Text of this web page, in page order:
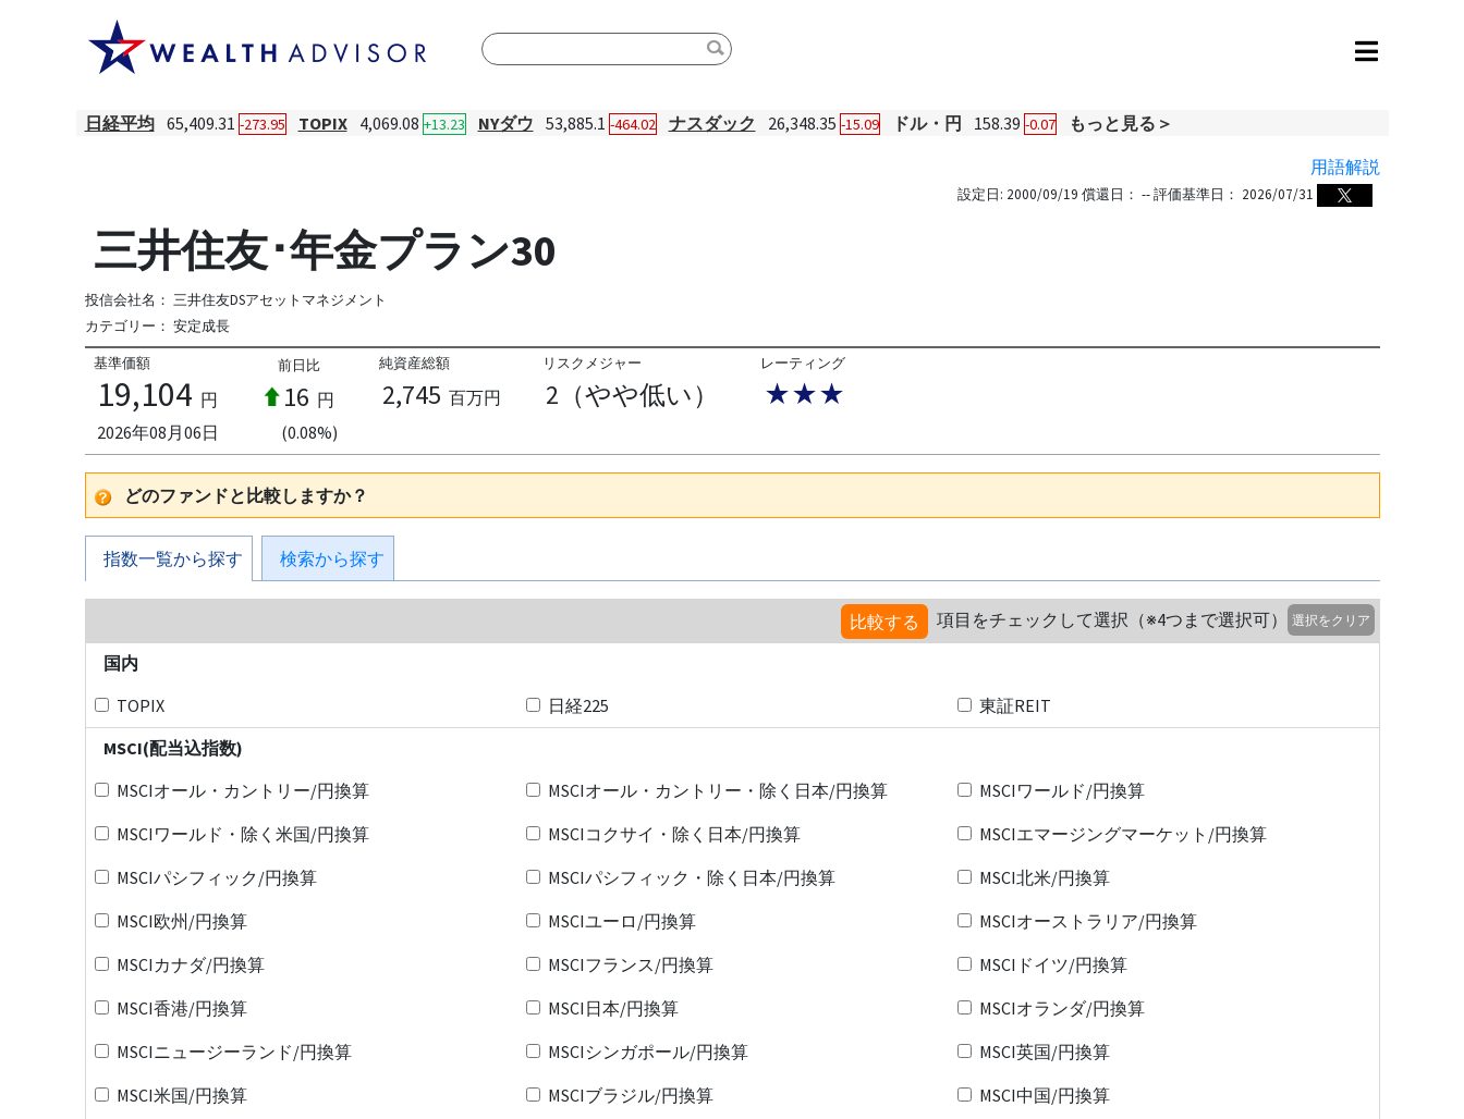
日経平均 65,409.31 -273.95 TOPIX 4,069.08 +13.23 NYダウ 53,885.1 -464.02 ナスダック 26,348.35 -15.09 ドル・円 158.39 -0.07
もっと見る＞
用語解説
設定日: 2000/09/19 償還日： -- 評価基準日： 2026/07/31
三井住友･年金プラン30
投信会社名： 三井住友DSアセットマネジメント
カテゴリー： 安定成長
基準価額
19,104 円
2026年08月06日
前日比
16 円
(0.08%)
純資産総額
2,745 百万円
リスクメジャー
2（やや低い）
レーティング
★★★
どのファンドと比較しますか？
指数一覧から探す 検索から探す
比較する 項目をチェックして選択（※4つまで選択可） 選択をクリア
国内
TOPIX
日経225
東証REIT
MSCI(配当込指数)
MSCIオール・カントリー/円換算
MSCIオール・カントリー・除く日本/円換算
MSCIワールド/円換算
MSCIワールド・除く米国/円換算
MSCIコクサイ・除く日本/円換算
MSCIエマージングマーケット/円換算
MSCIパシフィック/円換算
MSCIパシフィック・除く日本/円換算
MSCI北米/円換算
MSCI欧州/円換算
MSCIユーロ/円換算
MSCIオーストラリア/円換算
MSCIカナダ/円換算
MSCIフランス/円換算
MSCIドイツ/円換算
MSCI香港/円換算
MSCI日本/円換算
MSCIオランダ/円換算
MSCIニュージーランド/円換算
MSCIシンガポール/円換算
MSCI英国/円換算
MSCI米国/円換算
MSCIブラジル/円換算
MSCI中国/円換算